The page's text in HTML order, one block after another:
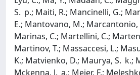
S. p.; Maiti, R.; Mancinelli, G.;
E.; Mantovano, M.; Marcantonio,
Marinas, C.; Martellini, C.;
Martinov, T.; Massaccesi, L.;
K.; Matvienko, D.; Maurya, S. k.;
Mckenna, J. a.; Meier, F.;